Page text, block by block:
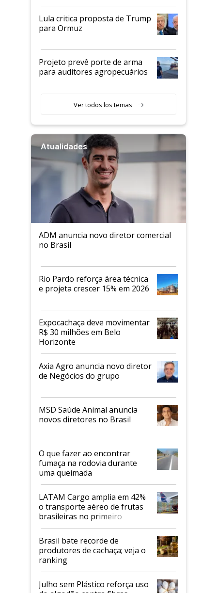
Lula critica proposta de Trump
para Ormuz
Projeto prevê porte de arma
para auditores agropecuários
Ver todos los temas
Atualidades
ADM anuncia novo diretor comercial
no Brasil
Rio Pardo reforça área técnica
e projeta crescer 15% em 2026
Expocachaça deve movimentar
R$ 30 milhões em Belo
Horizonte
Axia Agro anuncia novo diretor
de Negócios do grupo
MSD Saúde Animal anuncia
novos diretores no Brasil
O que fazer ao encontrar
fumaça na rodovia durante
uma queimada
LATAM Cargo amplia em 42%
o transporte aéreo de frutas
brasileiras no primeiro
semestre
Brasil bate recorde de
produtores de cachaça; veja o
ranking
Julho sem Plástico reforça uso